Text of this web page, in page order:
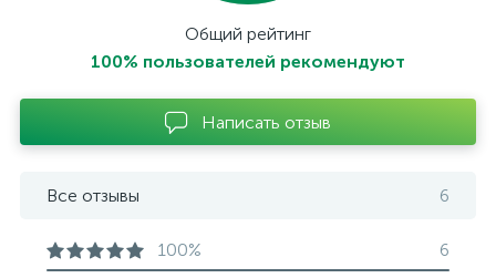
Общий рейтинг
100% пользователей рекомендуют
Написать отзыв
Все отзывы 6
100% 6